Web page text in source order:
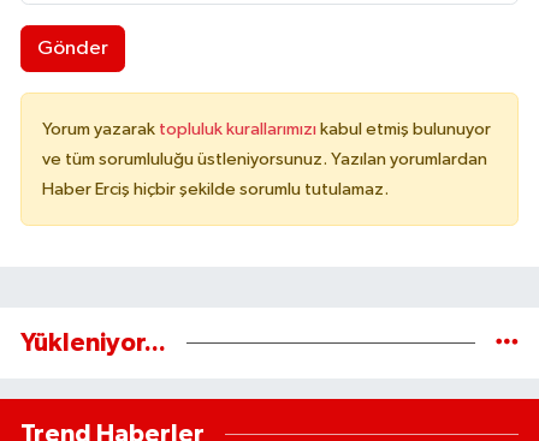
Gönder
Yorum yazarak topluluk kurallarımızı kabul etmiş bulunuyor
ve tüm sorumluluğu üstleniyorsunuz. Yazılan yorumlardan
Haber Erciş hiçbir şekilde sorumlu tutulamaz.
Yükleniyor...
Trend Haberler